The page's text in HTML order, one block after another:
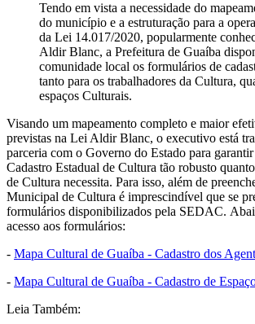
Tendo em vista a necessidade do
do município e a estruturação para a
da Lei 14.017/2020, popularmente
Aldir Blanc, a Prefeitura de Guaíba
comunidade local os formulários de
tanto para os trabalhadores da Cultura,
espaços Culturais.
Visando um mapeamento completo e maior
previstas na Lei Aldir Blanc, o executivo está
parceria com o Governo do Estado para
Cadastro Estadual de Cultura tão robusto
de Cultura necessita. Para isso, além de
Municipal de Cultura é imprescindível que se
formulários disponibilizados pela SEDAC.
acesso aos formulários:
- Mapa Cultural de Guaíba - Cadastro dos
- Mapa Cultural de Guaíba - Cadastro de
Leia Também: